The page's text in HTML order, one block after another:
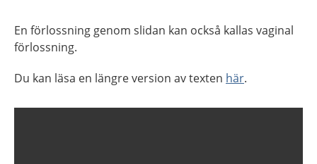
En förlossning genom slidan kan också kallas vaginal
förlossning.
Du kan läsa en längre version av texten här.